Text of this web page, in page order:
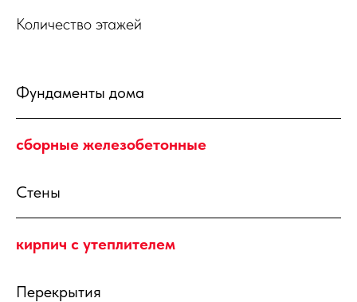
Количество этажей
Фундаменты дома
сборные железобетонные
Стены
кирпич с утеплителем
Перекрытия